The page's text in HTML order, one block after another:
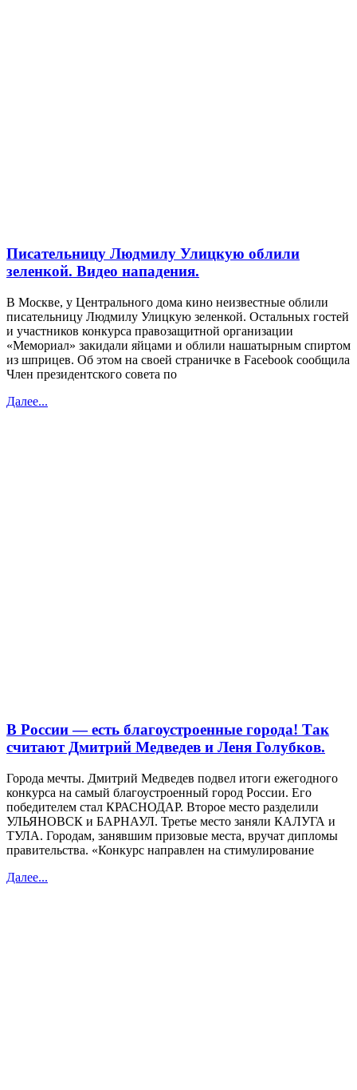
Писательницу Людмилу Улицкую облили
зеленкой. Видео нападения.
В Москве, у Центрального дома кино неизвестные облили
писательницу Людмилу Улицкую зеленкой. Остальных гостей
и участников конкурса правозащитной организации
«Мемориал» закидали яйцами и облили нашатырным спиртом
из шприцев. Об этом на своей страничке в Facebook сообщила
Член президентского совета по
Далее...
В России — есть благоустроенные города! Так
считают Дмитрий Медведев и Леня Голубков.
Города мечты. Дмитрий Медведев подвел итоги ежегодного
конкурса на самый благоустроенный город России. Его
победителем стал КРАСНОДАР. Второе место разделили
УЛЬЯНОВСК и БАРНАУЛ. Третье место заняли КАЛУГА и
ТУЛА. Городам, занявшим призовые места, вручат дипломы
правительства. «Конкурс направлен на стимулирование
Далее...